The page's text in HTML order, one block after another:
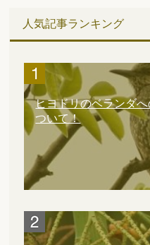
人気記事ランキング
ヒヨドリのベランダ
ついて！